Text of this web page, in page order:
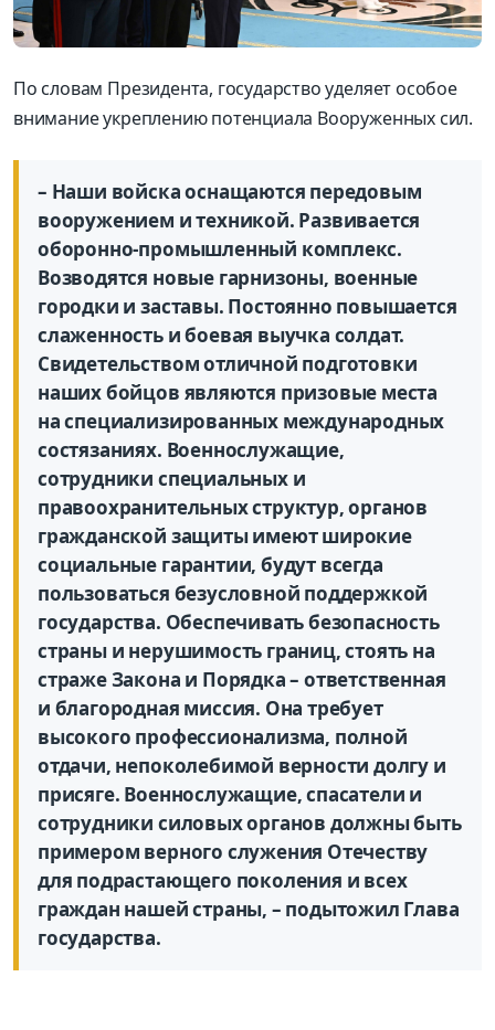
По словам Президента, государство уделяет особое
внимание укреплению потенциала Вооруженных сил.
– Наши войска оснащаются передовым
вооружением и техникой. Развивается
оборонно-промышленный комплекс.
Возводятся новые гарнизоны, военные
городки и заставы. Постоянно повышается
слаженность и боевая выучка солдат.
Свидетельством отличной подготовки
наших бойцов являются призовые места
на специализированных международных
состязаниях. Военнослужащие,
сотрудники специальных и
правоохранительных структур, органов
гражданской защиты имеют широкие
социальные гарантии, будут всегда
пользоваться безусловной поддержкой
государства. Обеспечивать безопасность
страны и нерушимость границ, стоять на
страже Закона и Порядка – ответственная
и благородная миссия. Она требует
высокого профессионализма, полной
отдачи, непоколебимой верности долгу и
присяге. Военнослужащие, спасатели и
сотрудники силовых органов должны быть
примером верного служения Отечеству
для подрастающего поколения и всех
граждан нашей страны, – подытожил Глава
государства.